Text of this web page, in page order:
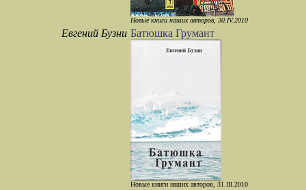
Новые книги наших авторов, 30.IV.2010
Евгений Бузни Батюшка Грумант
Новые книги наших авторов, 31.III.2010